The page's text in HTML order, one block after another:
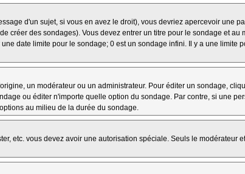
d'un sujet, si vous en avez le droit), vous devriez apercevoir une
créer des sondages). Vous devez entrer un titre pour le sondage et
date limite pour le sondage; 0 est un sondage infini. Il y a une
un modérateur ou un administrateur. Pour éditer un sondage,
ou éditer n'importe quelle option du sondage. Par contre, si une
au milieu de la durée du sondage.
etc. vous devez avoir une autorisation spéciale. Seuls le modérateur